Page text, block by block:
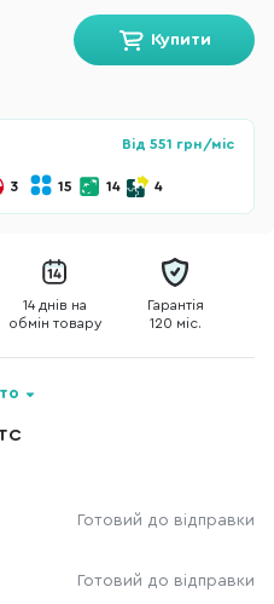
Купити
Від 551 грн/міс
3 15 14 4
14 днів на
обмін товару
Гарантія
120 міс.
Готовий до відправки
Готовий до відправки